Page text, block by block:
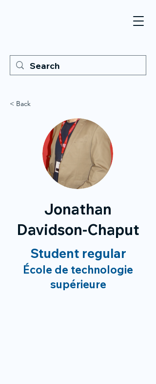
< Back
Jonathan
Davidson-Chaput
Student regular
École de technologie
supérieure